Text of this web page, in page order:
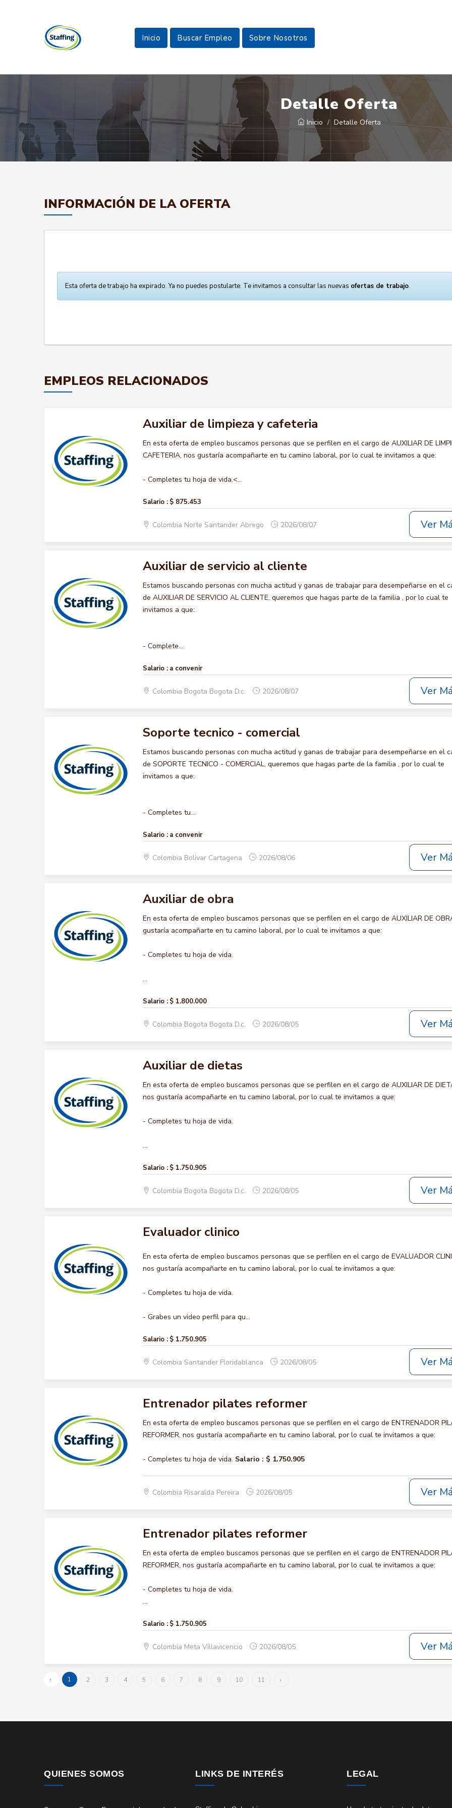
Inicio Buscar Empleo Sobre Nosotros
Detalle Oferta
Inicio Detalle Oferta
INFORMACIÓN DE LA OFERTA
Esta oferta de trabajo ha expirado. Ya no puedes postularte. Te invitamos a consultar las nuevas ofertas de trabajo.
EMPLEOS RELACIONADOS
Auxiliar de limpieza y cafeteria
En esta oferta de empleo buscamos personas que se perfilen en el cargo de AUXILIAR DE
CAFETERIA, nos gustaría acompañarte en tu camino laboral, por lo cual te invitamos a que:
- Completes tu hoja de vida.<...
Salario : $ 875.453
Colombia Norte Santander Abrego 2026/08/07 Ver
Auxiliar de servicio al cliente
Estamos buscando personas con mucha actitud y ganas de trabajar para desempeñarse en el
de AUXILIAR DE SERVICIO AL CLIENTE, queremos que hagas parte de la familia , por lo cual te
invitamos a que:
- Complete...
Salario : a convenir
Colombia Bogota Bogota D.c. 2026/08/07 Ver
Soporte tecnico - comercial
Estamos buscando personas con mucha actitud y ganas de trabajar para desempeñarse en el
de SOPORTE TECNICO - COMERCIAL, queremos que hagas parte de la familia , por lo cual te
invitamos a que:
- Completes tu...
Salario : a convenir
Colombia Bolivar Cartagena 2026/08/06 Ver
Auxiliar de obra
En esta oferta de empleo buscamos personas que se perfilen en el cargo de AUXILIAR DE
gustaría acompañarte en tu camino laboral, por lo cual te invitamos a que:
- Completes tu hoja de vida.
...
Salario : $ 1.800.000
Colombia Bogota Bogota D.c. 2026/08/05 Ver
Auxiliar de dietas
En esta oferta de empleo buscamos personas que se perfilen en el cargo de AUXILIAR DE
nos gustaría acompañarte en tu camino laboral, por lo cual te invitamos a que:
- Completes tu hoja de vida.
...
Salario : $ 1.750.905
Colombia Bogota Bogota D.c. 2026/08/05 Ver
Evaluador clinico
En esta oferta de empleo buscamos personas que se perfilen en el cargo de EVALUADOR
nos gustaría acompañarte en tu camino laboral, por lo cual te invitamos a que:
- Completes tu hoja de vida.
- Grabes un video perfil para qu...
Salario : $ 1.750.905
Colombia Santander Floridablanca 2026/08/05 Ver
Entrenador pilates reformer
En esta oferta de empleo buscamos personas que se perfilen en el cargo de ENTRENADOR
REFORMER, nos gustaría acompañarte en tu camino laboral, por lo cual te invitamos a que:
- Completes tu hoja de vida. Salario : $ 1.750.905
Colombia Risaralda Pereira 2026/08/05 Ver
Entrenador pilates reformer
En esta oferta de empleo buscamos personas que se perfilen en el cargo de ENTRENADOR
REFORMER, nos gustaría acompañarte en tu camino laboral, por lo cual te invitamos a que:
- Completes tu hoja de vida.
...
Salario : $ 1.750.905
Colombia Meta Villavicencio 2026/08/05 Ver
‹ 1 2 3 4 5 6 7 8 9 10 11 ›
QUIENES SOMOS LINKS DE INTERÉS LEGAL